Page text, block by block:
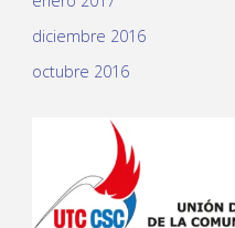
diciembre 2016
octubre 2016